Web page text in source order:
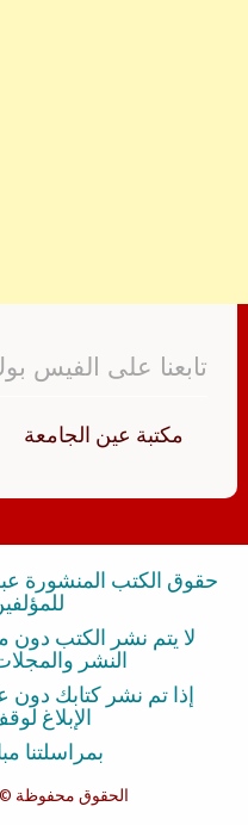
تابعنا على الفيس
‏مكتبة عين الجامعة‏
حقوق الكتب المنشورة
لا يتم نشر الكتب
النشر
إذا تم نشر كتابك دون
الإبلاغ
بمراسلتنا
الحقوق محفوظة © 2026 مكتبة عين الجامعة